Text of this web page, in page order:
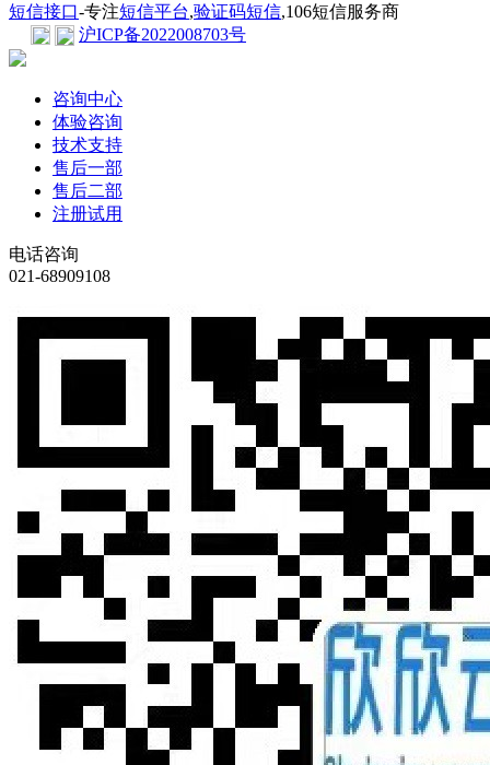
短信接口-专注短信平台,验证码短信,106短信服务商
沪ICP备2022008703号
咨询中心
体验咨询
技术支持
售后一部
售后二部
注册试用
电话咨询
021-68909108